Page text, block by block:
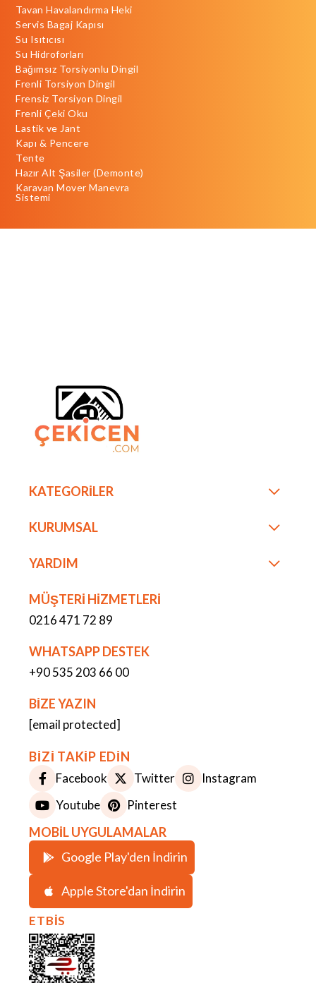
Tavan Havalandırma Heki
Servis Bagaj Kapısı
Su Isıtıcısı
Su Hidroforları
Bağımsız Torsiyonlu Dingil
Frenli Torsiyon Dingil
Frensiz Torsiyon Dingil
Frenli Çeki Oku
Lastik ve Jant
Kapı & Pencere
Tente
Hazır Alt Şasiler (Demonte)
Karavan Mover Manevra
Sistemi
KATEGORİLER
KURUMSAL
YARDIM
MÜŞTERİ HİZMETLERİ
0216 471 72 89
WHATSAPP DESTEK
+90 535 203 66 00
BİZE YAZIN
[email protected]
BİZİ TAKİP EDİN
Facebook Twitter
Instagram
Youtube
Pinterest
MOBİL UYGULAMALAR
Google Play'den İndirin
Apple Store'dan İndirin
ETBİS